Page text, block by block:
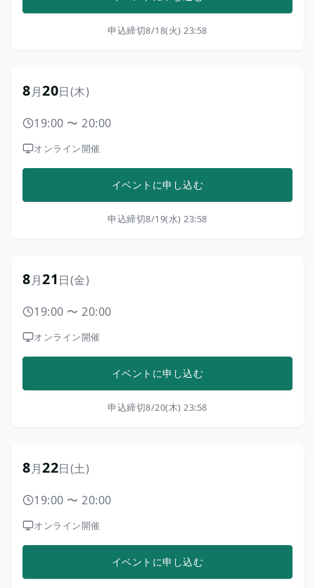
申込締切8/18(火) 23:58
8月20日(木)
19:00 〜 20:00
オンライン開催
イベントに申し込む
申込締切8/19(水) 23:58
8月21日(金)
19:00 〜 20:00
オンライン開催
イベントに申し込む
申込締切8/20(木) 23:58
8月22日(土)
19:00 〜 20:00
オンライン開催
イベントに申し込む